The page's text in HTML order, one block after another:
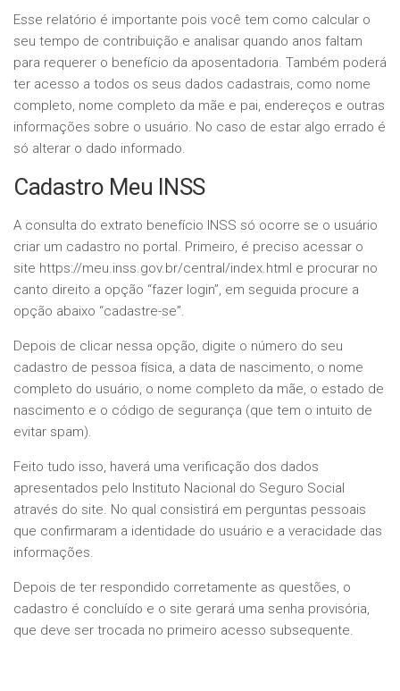
Esse relatório é importante pois você tem como calcular o
seu tempo de contribuição e analisar quando anos faltam
para requerer o benefício da aposentadoria. Também poderá
ter acesso a todos os seus dados cadastrais, como nome
completo, nome completo da mãe e pai, endereços e outras
informações sobre o usuário. No caso de estar algo errado é
só alterar o dado informado.
Cadastro Meu INSS
A consulta do extrato benefício INSS só ocorre se o usuário
criar um cadastro no portal. Primeiro, é preciso acessar o
site https://meu.inss.gov.br/central/index.html e procurar no
canto direito a opção “fazer login”, em seguida procure a
opção abaixo “cadastre-se”.
Depois de clicar nessa opção, digite o número do seu
cadastro de pessoa física, a data de nascimento, o nome
completo do usuário, o nome completo da mãe, o estado de
nascimento e o código de segurança (que tem o intuito de
evitar spam).
Feito tudo isso, haverá uma verificação dos dados
apresentados pelo Instituto Nacional do Seguro Social
através do site. No qual consistirá em perguntas pessoais
que confirmaram a identidade do usuário e a veracidade das
informações.
Depois de ter respondido corretamente as questões, o
cadastro é concluído e o site gerará uma senha provisória,
que deve ser trocada no primeiro acesso subsequente.